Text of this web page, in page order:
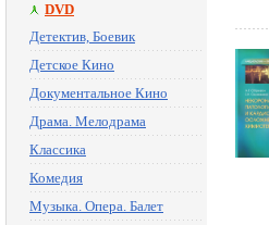
DVD
Детектив, Боевик
Детское Кино
Документальное Кино
Драма. Мелодрама
Классика
Комедия
Музыка. Опера. Балет